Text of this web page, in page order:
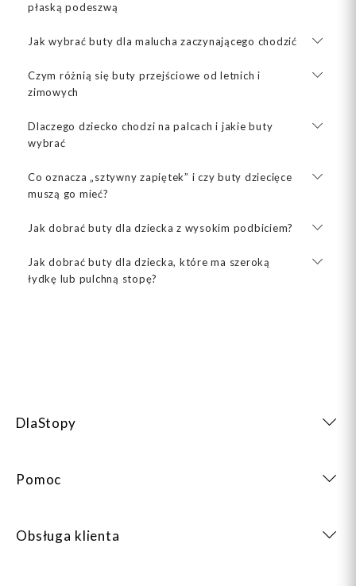
płaską podeszwą
Jak wybrać buty dla malucha zaczynającego chodzić
Czym różnią się buty przejściowe od letnich i
zimowych
Dlaczego dziecko chodzi na palcach i jakie buty
wybrać
Co oznacza „sztywny zapiętek” i czy buty dziecięce
muszą go mieć?
Jak dobrać buty dla dziecka z wysokim podbiciem?
Jak dobrać buty dla dziecka, które ma szeroką
łydkę lub pulchną stopę?
DlaStopy
Pomoc
Obsługa klienta